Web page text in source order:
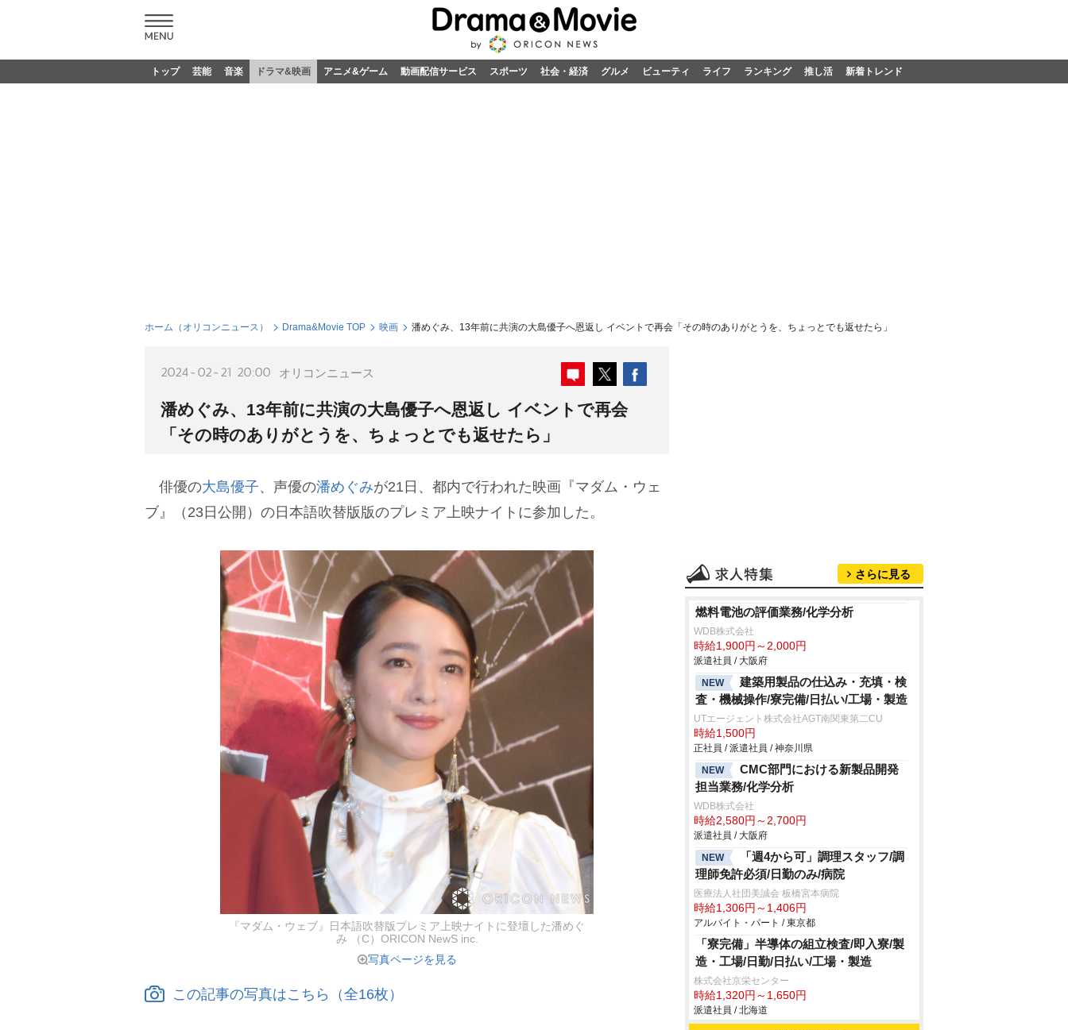
トップ 芸能 音楽 ドラマ&映画 アニメ&ゲーム 動画配信サービス スポーツ 社会・経済 グルメ ビューティ ライフ ランキング 推し活 新着トレンド
ホーム（オリコンニュース） Drama&Movie TOP 映画 潘めぐみ、13年前に共演の大島優子へ恩返し イベントで再会「その時のありがとうを、ちょっとでも返せたら」
2024-02-21 20:00 オリコンニュース
潘めぐみ、13年前に共演の大島優子へ恩返し イベントで再会
「その時のありがとうを、ちょっとでも返せたら」
俳優の大島優子、声優の潘めぐみが21日、都内で行われた映画『マダム・ウェ
ブ』（23日公開）の日本語吹替版版のプレミア上映ナイトに参加した。
『マダム・ウェブ』日本語吹替版プレミア上映ナイトに登壇した潘めぐ
み （C）ORICON NewS inc.
写真ページを見る
この記事の写真はこちら（全16枚）
さらに見る
燃料電池の評価業務/化学分析
WDB株式会社
時給1,900円～2,000円
派遣社員 / 大阪府
NEW
建築用製品の仕込み・充填・検
査・機械操作/寮完備/日払い/工場・製造
UTエージェント株式会社AGT南関東第二CU
時給1,500円
正社員 / 派遣社員 / 神奈川県
NEW
CMC部門における新製品開発
担当業務/化学分析
WDB株式会社
時給2,580円～2,700円
派遣社員 / 大阪府
NEW
「週4から可」調理スタッフ/調
理師免許必須/日勤のみ/病院
医療法人社団美誠会 板橋宮本病院
時給1,306円～1,406円
アルバイト・パート / 東京都
「寮完備」半導体の組立検査/即入寮/製
造・工場/日勤/日払い/工場・製造
株式会社京栄センター
時給1,320円～1,650円
派遣社員 / 北海道